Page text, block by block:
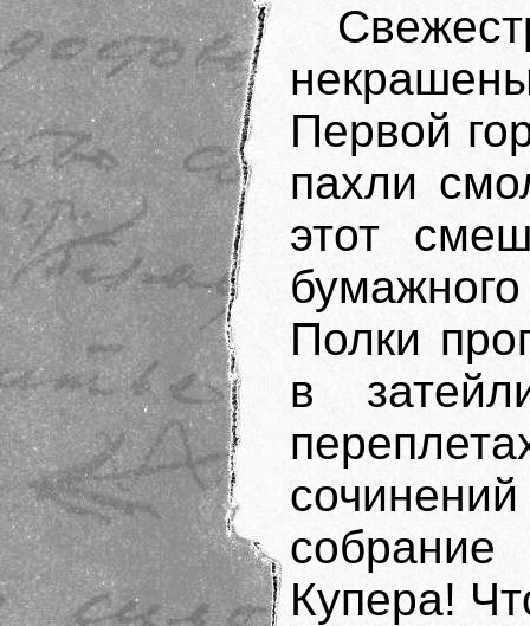
Первой
пахли
этот
Полки
в
Купера!